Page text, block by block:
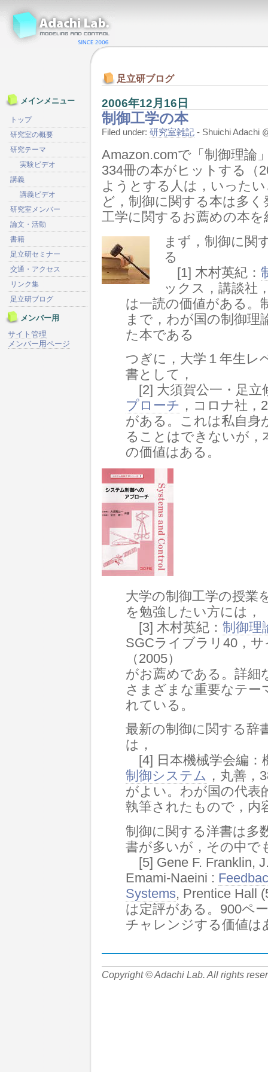
足立研ブログ
2006年12月16日
制御工学の本
Filed under: 研究室雑記 - Shuichi Adachi
Amazon.comで「制御理論
334冊の本がヒットする（
ようとする人は，いった
ど，制御に関する本は多
工学に関するお薦めの本
まず，制御に関
る
[1] 木村英紀：
ックス，講談社
は一読の価値がある。
まで，わが国の制御理
た本である
つぎに，大学１年生レ
書として，
[2] 大須賀公一・足立
プローチ ，コロナ社，
がある。これは私自身
ることはできないが
の価値はある。
大学の制御工学の授業
を勉強したい方には，
[3] 木村英紀： 制御理
SGCライブラリ40，
（2005）
がお薦めである。詳細
さまざまな重要なテ
れている。
最新の制御に関する辞
は，
[4] 日本機械学会編：
制御システム ，丸善，
がよい。わが国の代表
執筆されたもので，内
制御に関する洋書は多
書が多いが，その中で
[5] Gene F. Franklin,
Emami-Naeini :
Systems, Prentice Hall
は定評がある。900ペ
チャレンジする価値は
Copyright © Adachi Lab. All rights
メインメニュー
トップ
研究室の概要
研究テーマ
実験ビデオ
講義
講義ビデオ
研究室メンバー
論文・活動
書籍
足立研セミナー
交通・アクセス
リンク集
足立研ブログ
メンバー用
サイト管理
メンバー用ページ